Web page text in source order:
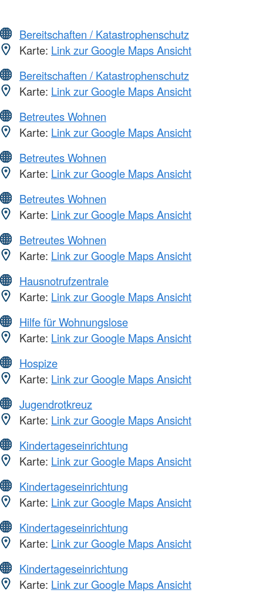
Bereitschaften / Katastrophenschutz
Karte: Link zur Google Maps Ansicht
Bereitschaften / Katastrophenschutz
Karte: Link zur Google Maps Ansicht
Betreutes Wohnen
Karte: Link zur Google Maps Ansicht
Betreutes Wohnen
Karte: Link zur Google Maps Ansicht
Betreutes Wohnen
Karte: Link zur Google Maps Ansicht
Betreutes Wohnen
Karte: Link zur Google Maps Ansicht
Hausnotrufzentrale
Karte: Link zur Google Maps Ansicht
Hilfe für Wohnungslose
Karte: Link zur Google Maps Ansicht
Hospize
Karte: Link zur Google Maps Ansicht
Jugendrotkreuz
Karte: Link zur Google Maps Ansicht
Kindertageseinrichtung
Karte: Link zur Google Maps Ansicht
Kindertageseinrichtung
Karte: Link zur Google Maps Ansicht
Kindertageseinrichtung
Karte: Link zur Google Maps Ansicht
Kindertageseinrichtung
Karte: Link zur Google Maps Ansicht